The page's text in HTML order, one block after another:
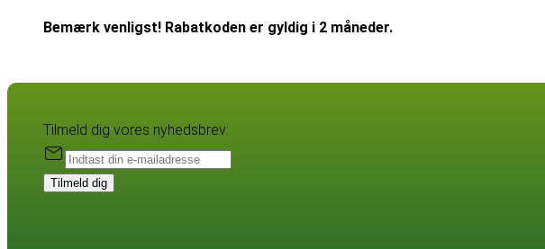
Bemærk venligst! Rabatkoden er gyldig i 2 måneder.
Tilmeld dig vores nyhedsbrev:
Tilmeld dig